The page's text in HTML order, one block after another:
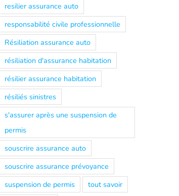
resilier assurance auto
responsabilité civile professionnelle
Résiliation assurance auto
résiliation d'assurance habitation
résilier assurance habitation
résiliés sinistres
s'assurer après une suspension de
permis
souscrire assurance auto
souscrire assurance prévoyance
suspension de permis
tout savoir